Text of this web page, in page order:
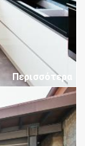
Περισσότερα